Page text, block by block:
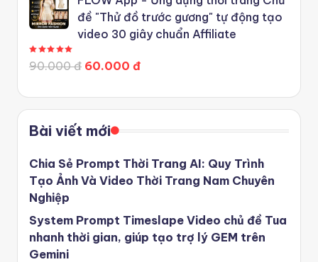
đề "Thử đồ trước gương" tự động tạo
video 30 giây chuẩn Affiliate
90.000 đ 60.000 đ
Bài viết mới
Chia Sẻ Prompt Thời Trang AI: Quy Trình
Tạo Ảnh Và Video Thời Trang Nam Chuyên
Nghiệp
System Prompt Timeslape Video chủ đề Tua
nhanh thời gian, giúp tạo trợ lý GEM trên
Gemini